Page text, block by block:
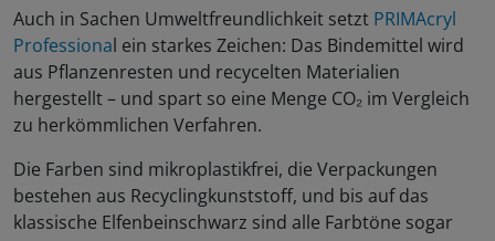
Auch in Sachen Umweltfreundlichkeit setzt PRIMAcryl
Professional ein starkes Zeichen: Das Bindemittel wird
aus Pflanzenresten und recycelten Materialien
hergestellt – und spart so eine Menge CO₂ im Vergleich
zu herkömmlichen Verfahren.
Die Farben sind mikroplastikfrei, die Verpackungen
bestehen aus Recyclingkunststoff, und bis auf das
klassische Elfenbeinschwarz sind alle Farbtöne sogar